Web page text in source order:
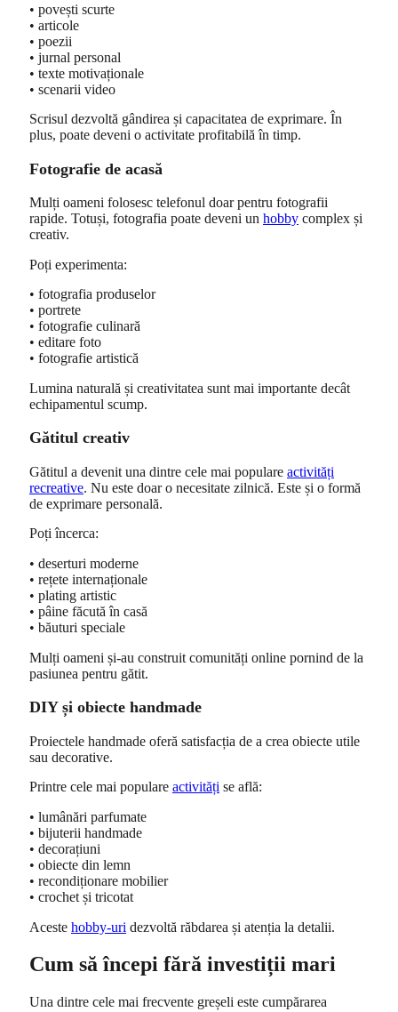
• povești scurte
• articole
• poezii
• jurnal personal
• texte motivaționale
• scenarii video
Scrisul dezvoltă gândirea și capacitatea de exprimare. În
plus, poate deveni o activitate profitabilă în timp.
Fotografie de acasă
Mulți oameni folosesc telefonul doar pentru fotografii
rapide. Totuși, fotografia poate deveni un hobby complex și
creativ.
Poți experimenta:
• fotografia produselor
• portrete
• fotografie culinară
• editare foto
• fotografie artistică
Lumina naturală și creativitatea sunt mai importante decât
echipamentul scump.
Gătitul creativ
Gătitul a devenit una dintre cele mai populare activități
recreative. Nu este doar o necesitate zilnică. Este și o formă
de exprimare personală.
Poți încerca:
• deserturi moderne
• rețete internaționale
• plating artistic
• pâine făcută în casă
• băuturi speciale
Mulți oameni și-au construit comunități online pornind de la
pasiunea pentru gătit.
DIY și obiecte handmade
Proiectele handmade oferă satisfacția de a crea obiecte utile
sau decorative.
Printre cele mai populare activități se află:
• lumânări parfumate
• bijuterii handmade
• decorațiuni
• obiecte din lemn
• recondiționare mobilier
• crochet și tricotat
Aceste hobby-uri dezvoltă răbdarea și atenția la detalii.
Cum să începi fără investiții mari
Una dintre cele mai frecvente greșeli este cumpărarea